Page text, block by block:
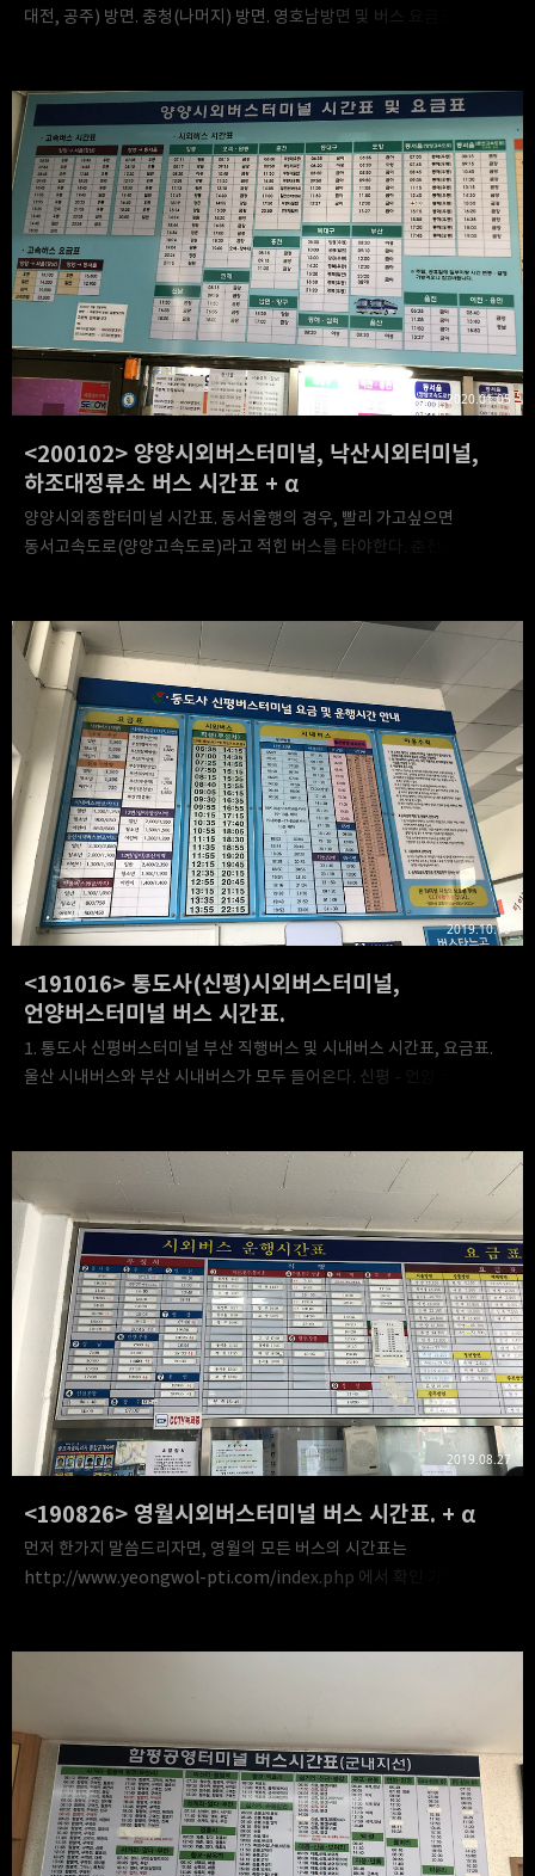
대전, 공주) 방면. 충청(나머지) 방면. 영호남방면 및 버스 요금표. 2.
제외하면 모두 속리산 터미널까지 간다. 요금표. 참고로, 보은에서
서울로 가는 모든 버스는 속리산에서 출발하여 보은, 청주(가경)를 거쳐
서울에 있는 각 터미널(동서울, 남서울, 강남센트럴)로 간다. 그 중
센트럴 터미널행 버스는 보은터미널에서 청주 가경터미널로 바로 가는
반면, 동서울행과 남서울행 버스는 보은터미널에서 청주터미널 사이에
여러 정류장을 거쳐서 간다. 그러므로, 보은에서 청주, 혹은 서울까지
빨리 가..
<200102> 양양시외버스터미널, 낙산시외터미널,
하조대정류소 버스 시간표 + α
2020.01.05
양양시외종합터미널 시간표. 동서울행의 경우, 빨리 가고싶으면
동서고속도로(양양고속도로)라고 적힌 버스를 타야한다. 춘천고속도로
(경부)터미널로 가는 버스의 출발시간이 5분씩 앞당겨졌다. 마지막으로
동해안 따라 운행하는 완행 버스들의 경우 시간 편차가 있으니 이 점
참고하시길. 양양터미널 요금표. 양양 군내버스 시간표. 낙산터미널 버스
시간표 및 요금표. 강릉이나 속초행 버스의 경우, 완행 버스이므로 시간
편차가 있으니 이 점 감안하시길. (실제로 내가 탄 버스도 시간표에
기재된 시간보다 5분 정도 늦게 도착했다.) 편의점에 있는 버스시간표.
참고로, 저 편의점에서 표..
<191016> 통도사(신평)시외버스터미널,
언양버스터미널 버스 시간표.
2019.10.19
1. 통도사 신평버스터미널 부산 직행버스 및 시내버스 시간표, 요금표.
울산 시내버스와 부산 시내버스가 모두 들어온다. 신평 - 언양 직행버스
여기서 경산에 가는 버스가 있는 게 의외네..
<190826> 영월시외버스터미널 버스 시간표. + α
2019.08.27
먼저 한가지 말씀드리자면, 영월의 모든 버스의 시간표는
http://www.yeongwol-pti.com/index.php 에서 확인 가능하다.
정선이나 평창, 강릉으로 가는 버스편이 거의 없다시피 하다. 정선은
그런가보다 하는데 평창이랑 강릉은 상당히 놀랍네. 열차가 강세라기엔
제천이랑 원주는 버스도 많아서.. 생활권이 완전히 다른 모양. 그리고
요금표. 다음은.. 영월에..